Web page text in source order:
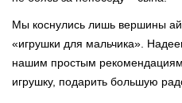
Мы коснулись лишь вершины
«игрушки для мальчика».
нашим простым
игрушку, подарить большую